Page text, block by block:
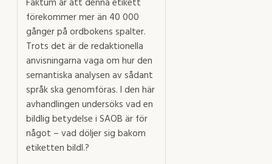
Faktum är att denna etikett
förekommer mer än 40 000
gånger på ordbokens spalter.
Trots det är de redaktionella
anvisningarna vaga om hur den
semantiska analysen av sådant
språk ska genomföras. I den här
avhandlingen undersöks vad en
bildlig betydelse i SAOB är för
något – vad döljer sig bakom
etiketten bildl.?